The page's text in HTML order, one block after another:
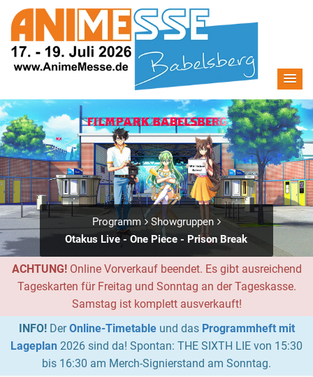
Programm
Showgruppen
Otakus Live - One Piece - Prison Break
ACHTUNG!Online Vorverkauf beendet. Es gibt ausreichend
Tageskarten für Freitag und Sonntag an der Tageskasse.
Samstag ist komplett ausverkauft!
INFO!DerOnline-Timetableund das Programmheft mit
Lageplan 2026 sind da! Spontan: THE SIXTH LIE von 15:30
bis 16:30 am Merch-Signierstand am Sonntag.